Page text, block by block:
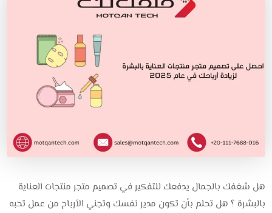
هل شغفك بالجمال يدفعك للتفكير في تصميم متجر منتجات العناية
بالبشرة ؟ هل تحلم بأن تكون مدير نفسك وتجني الأرباح من عمل تحبه